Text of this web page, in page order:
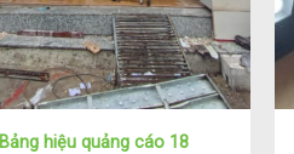
Bảng hiệu quảng cáo 18